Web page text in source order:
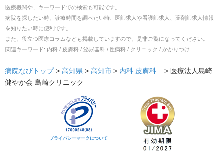
医療機関や、キーワードでの検索も可能です。
病院を探したい時、診療時間を調べたい時、医師求人や看護師求人、薬剤師求人情報
を知りたい時に便利です。
また、役立つ医療コラムなども掲載していますので、是非ご覧になってください。
関連キーワード: 内科 / 皮膚科 / 泌尿器科 / 性病科 / クリニック / かかりつけ
病院なびトップ> 高知県 > 高知市 > 内科 皮膚科 ... > 医療法人島崎
健やか会 島崎クリニック
プライバシーマークについて